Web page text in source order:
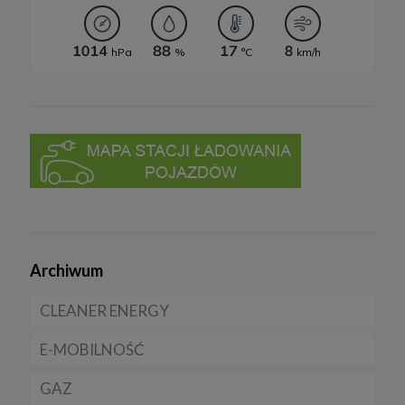
Archiwum
CLEANER ENERGY
Dla domu
Dla firmy
E-MOBILNOŚĆ
Samochody elektryczne EV
GAZ